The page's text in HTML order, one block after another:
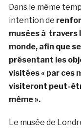
Dans le même
intention de
musées à travers
monde, afin que
présentant les
visitées « par ces
visiteront peut-
même ».
Le musée de